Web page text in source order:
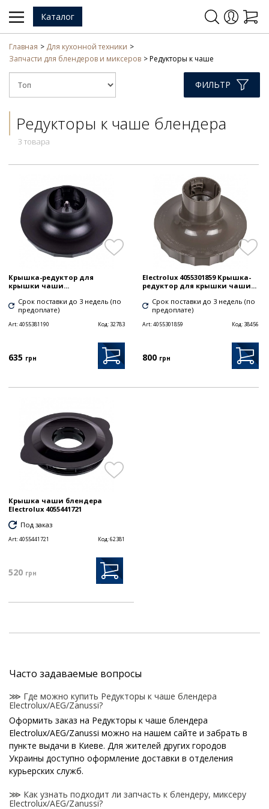
Каталог
Главная
Для кухонной техники
Запчасти для блендеров и миксеров
Редукторы к чаше
ФИЛЬТР
Редукторы к чаше блендера
3 товара
Крышка-редуктор для
крышки чаши...
Срок поставки до 3 недель (по
предоплате)
Art:4055381190 Код: 32783
635 грн
Electrolux 4055301859 Крышка-
редуктор для крышки чаши...
Срок поставки до 3 недель (по
предоплате)
Art:4055301859 Код: 38456
800 грн
Крышка чаши блендера
Electrolux 4055441721
Под заказ
Art:4055441721 Код:62381
520 грн
Часто задаваемые вопросы
⋙ Где можно купить Редукторы к чаше блендера
Electrolux/AEG/Zanussi?
Оформить заказ на Редукторы к чаше блендера
Electrolux/AEG/Zanussi можно на нашем сайте и забрать в
пункте выдачи в Киеве. Для жителей других городов
Украины доступно оформление доставки в отделения
курьерских служб.
⋙ Как узнать подходит ли запчасть к блендеру, миксеру
Electrolux/AEG/Zanussi?